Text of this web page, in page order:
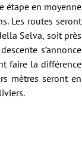
étape en moyenne
Les routes seront
Selva, soit près
s’annonce
faire la différence
mètres seront en